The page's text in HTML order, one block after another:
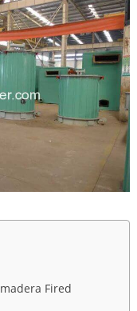
Fired